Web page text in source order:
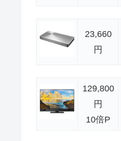
23,660
円
129,800
円
10倍P